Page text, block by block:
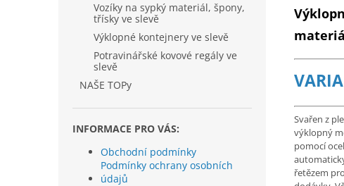
Vozíky na sypký materiál, špony,
třísky ve slevě
Výklopné kontejnery ve slevě
Potravinářské kovové regály ve
slevě
NAŠE TOPy
INFORMACE PRO VÁS:
Obchodní podmínky
Podmínky ochrany osobních
údajů
Svařen z
výklopný
pomocí
řetězem